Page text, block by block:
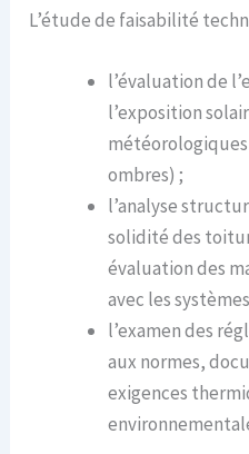
L’étude de faisabilité
l’évaluation de
l’exposition
ombres) ;
l’analyse
solidité des
évaluation des
avec les
l’examen des
aux normes,
exigences